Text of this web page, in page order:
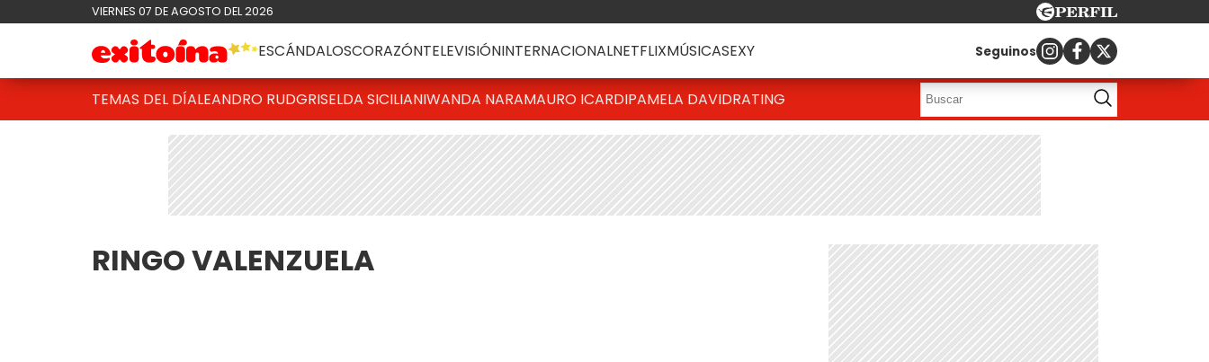
VIERNES 07 DE AGOSTO DEL 2026
ESCÁNDALOSCORAZÓNTELEVISIÓNINTERNACIONALNETFLIXMÚSICASEXY Seguinos
TEMAS DEL DÍALEANDRO RUDGRISELDA SICILIANIWANDA NARAMAURO ICARDIPAMELA DAVIDRATING
RINGO VALENZUELA